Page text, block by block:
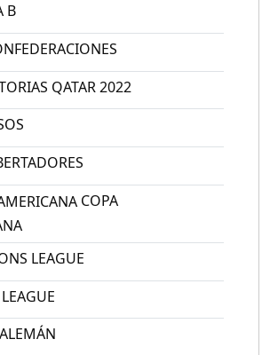
B
QATAR 2022
COPA
LEAGUE